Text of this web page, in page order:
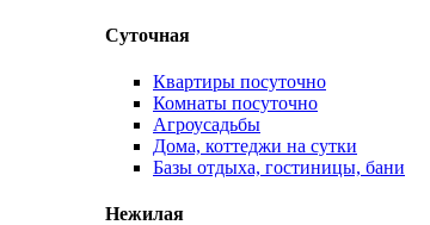
Суточная
Квартиры посуточно
Комнаты посуточно
Агроусадьбы
Дома, коттеджи на сутки
Базы отдыха, гостиницы, бани
Нежилая